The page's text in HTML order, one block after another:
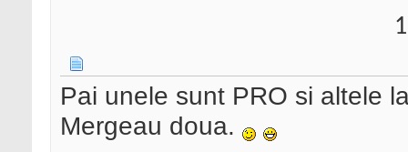
Pai unele sunt PRO si altele
Mergeau doua.